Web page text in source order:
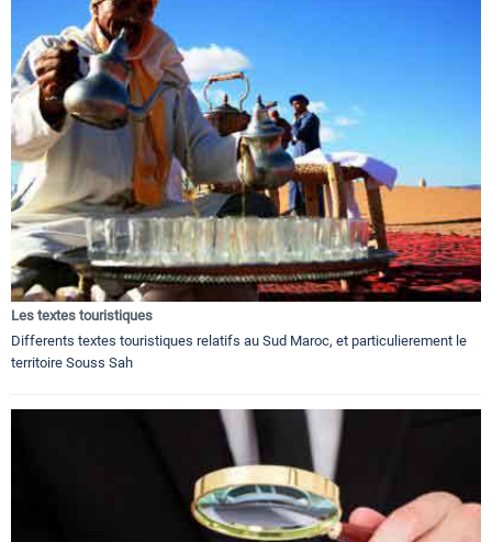
Les textes touristiques
Differents textes touristiques relatifs au Sud Maroc, et particulierement le
territoire Souss Sah